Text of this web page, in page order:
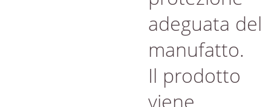
adeguata del
manufatto.
Il prodotto
viene